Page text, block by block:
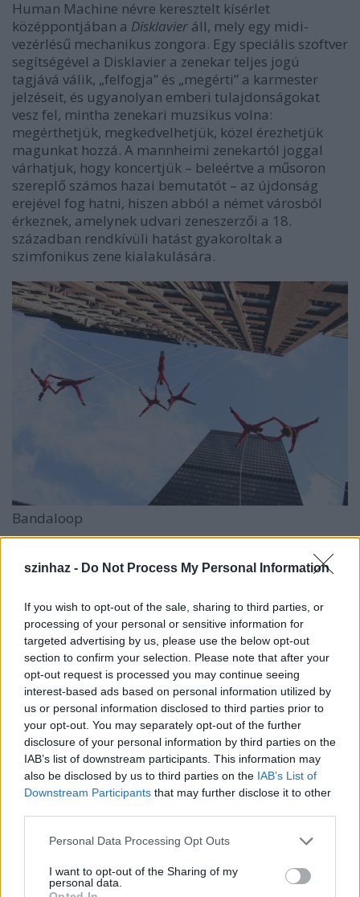
szinhaz - Do Not Process My Personal Information
If you wish to opt-out of the sale, sharing to third parties, or
processing of your personal or sensitive information for
targeted advertising by us, please use the below opt-out
section to confirm your selection. Please note that after your
opt-out request is processed you may continue seeing
interest-based ads based on personal information utilized by
us or personal information disclosed to third parties prior to
your opt-out. You may separately opt-out of the further
disclosure of your personal information by third parties on the
IAB’s list of downstream participants. This information may
also be disclosed by us to third parties on the IAB’s List of
Downstream Participants that may further disclose it to other
Please note that this website/app uses one or more Google
not limited to your visit or usage behaviour. You may click to
grant or deny consent to Google and its third-party tags to
Personal Data Processing Opt Outs
I want to opt-out of the Sharing of my
personal data.
Human Machine névre keresztelt kísérlet
középpontjában a Disklavier áll, mely egy midi-
vezérlésű mechanikus zongora. Egy speciális szoftver
segítségével a Disklavier a zenekar teljes jogú
tagjává válik, „felfogja” és „megérti” a karmester
jelzéseit, és ugyanolyan emberi tulajdonságokat
vesz fel, mintha zenekari muzsikus volna:
megérthetjük, megkedvelhetjük, közel érezhetjük
magunkat hozzá. A mannheimi zenekartól joggal
várhatjuk, hogy koncertjük – beleértve a műsoron
szereplő számos hazai bemutatót – az újdonság
erejével fog hatni, hiszen abból a német városból
érkeznek, amelynek udvari zeneszerzői a 18.
században rendkívüli hatást gyakoroltak a
szimfonikus zene kialakulására.
Bandaloop
felhőkarcolók tükörsima üvegfelületein, múzeumok
magas sziklákról elrugaszkodva a Yosemite Nemzeti
Parkban. A vertikális tánc úttörőit lélegzetelállító
produkcióiról ismeri a világ, október 20-21-én
délután és este pedig Budapest figyelheti őket tátott
szájjal. „Amiről munkából hazafelé menet korábban
azt gondoltad, hogy csak egy irodaház, átváltozik egy
gyönyörű művészeti térré.A koncepciónk a dolgok
normális folyásának megzavarása”– valljaThomas
Cavanagh, a társulat ügyvezető igazgatója arról
mesélve, hogy miért rendkívül inspiráló számukra
Budapest, és a köztéri akciójuk helyszíneként
szolgáló Kálvin téri irodaház.
A Budapest Liszt Ferenc Nemzetközi Repülőtér 1-es
terminálja szintén rendhagyó helyszín – ez
alkalommalSomogyi-Tóth Dániel
és a Kodály
Filharmónia Debrecen repíti a közönséget Vajda